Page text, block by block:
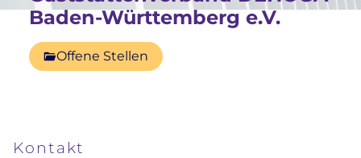
Baden-Württemberg e.V.
Offene Stellen
Kontakt